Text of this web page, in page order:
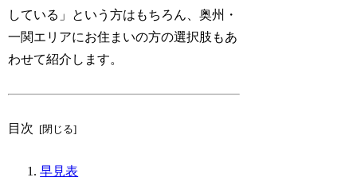
している」という方はもちろん、奥州・
一関エリアにお住まいの方の選択肢もあ
わせて紹介します。
目次
早見表